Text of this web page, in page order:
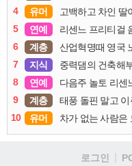
4
유머 고백하고 차인 딸
5
연예 리센느 프리티걸
6
계층 산업혁명때 영국
7
지식 중력댐의 건축해
8
연예 다음주 놀토 리센
9
계층 태풍 돌핀 말고 이
10
유머 차가 없는 사람은
로그인